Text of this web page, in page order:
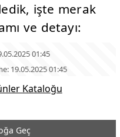
işte merak
ve detayı:
01:45
19.05.2025 01:45
Geç